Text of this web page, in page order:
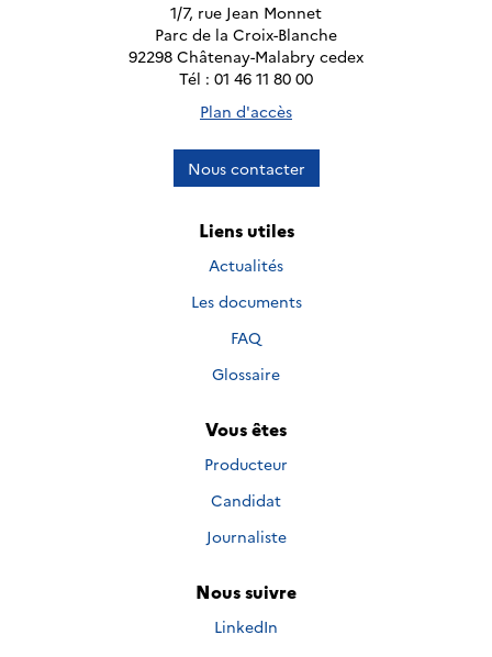
1/7, rue Jean Monnet
Parc de la Croix-Blanche
92298 Châtenay-Malabry cedex
Tél : 01 46 11 80 00
Plan d'accès
Nous contacter
Liens utiles
Actualités
Les documents
FAQ
Glossaire
Vous êtes
Producteur
Candidat
Journaliste
Nous suivre
Nous suivre sur
LinkedIn